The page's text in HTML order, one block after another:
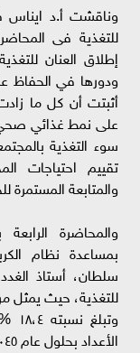
وناقشت أ.د ايناس
للتغذية فى
إطلاق العنان
ودورها في الحفاظ
أثبتت أن كل ما
على نمط غذائي
سوء التغذية
تقييم احتياجات
والمتابعة المستمرة
والمحاضرة
بمساعدة نظام
سلطان، أستاذ
للتغذية، حيث يمثل
الأعداد بحلول عام ٢٠٤٥، وهذا يمثل عبء اقتصادي على الدولة.